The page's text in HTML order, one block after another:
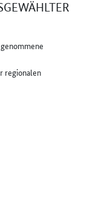
regionalen